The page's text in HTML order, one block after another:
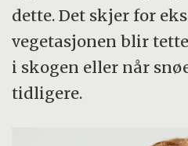
dette. Det skjer for
vegetasjonen blir
i skogen eller når
tidligere.